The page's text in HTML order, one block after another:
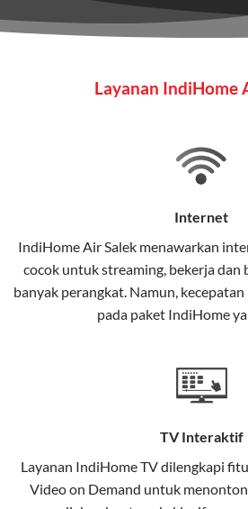
maupun individu yang
hiburan berkualitas tinggi.
pengguna rumah dan bisnis.
stabil, dan memiliki berbagai
Selain internet, layanan
interaktif (IndiHome TV) dan
satu paket.
Teknologi di Balik WiFi
Wifi IndiHome menggunakan
menggunakan kabel serat optik
pelanggan. Teknologi ini
keunggulan:
Layanan IndiHome
Internet
IndiHome Air Salek menawarkan
cocok untuk streaming, bekerja dan
banyak perangkat. Namun,
pada paket IndiHome
TV Interaktif
Layanan IndiHome TVdilengkapi
Video on Demand untuk